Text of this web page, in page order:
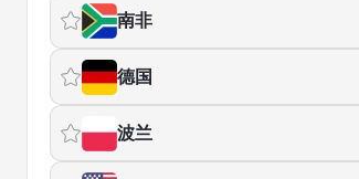
南非
德国
波兰